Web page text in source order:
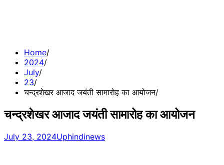
Home
2024
July
23
चन्द्रशेखर आजाद जयंती सामारोह का आयोजन
चन्द्रशेखर आजाद जयंती सामारोह का आयोजन
July 23, 2024Uphindinews